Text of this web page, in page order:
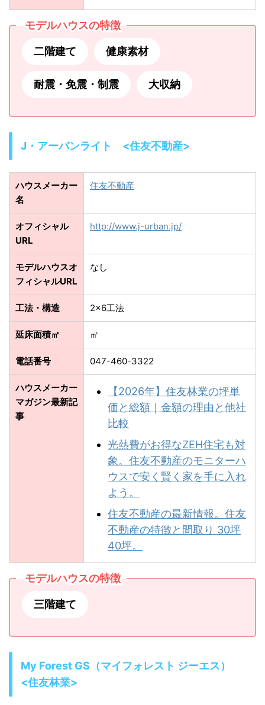
モデルハウスの特徴
二階建て 健康素材
耐震・免震・制震 大収納
J・アーバンライト <住友不動産>
ハウスメーカー
名
住友不動産
オフィシャル
URL
http://www.j-urban.jp/
モデルハウスオ
フィシャルURL
なし
工法・構造 2×6工法
延床面積㎡ ㎡
電話番号 047-460-3322
ハウスメーカー
マガジン最新記
事
【2026年】住友林業の坪単
価と総額｜金額の理由と他社
比較
光熱費がお得なZEH住宅も対
象。住友不動産のモニターハ
ウスで安く賢く家を手に入れ
よう。
住友不動産の最新情報。住友
不動産の特徴と間取り 30坪
40坪。
モデルハウスの特徴
三階建て
My Forest GS（マイフォレスト ジーエス）
<住友林業>